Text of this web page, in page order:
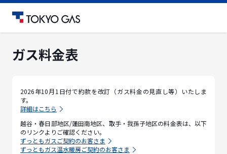
ガス料金表
2026年10月1日付で約款を改訂（ガス料金の見直し等）いたしま
す。
詳細はこちら
越谷・春日部地区/蓮田南地区、取手・我孫子地区の料金表は、以下
のリンクよりご確認ください。
ずっともガスご契約のお客さま
ずっともガス温水暖房ご契約のお客さま